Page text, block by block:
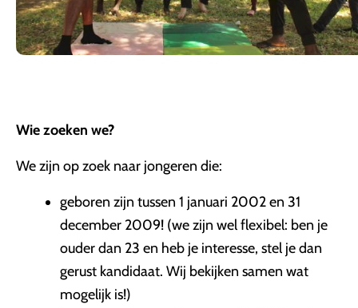
Wie zoeken we?
We zijn op zoek naar jongeren die:
geboren zijn tussen 1 januari 2002 en 31
december 2009! (we zijn wel flexibel: ben je
ouder dan 23 en heb je interesse, stel je dan
gerust kandidaat. Wij bekijken samen wat
mogelijk is!)